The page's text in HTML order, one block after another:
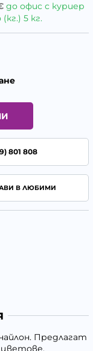
до офис с куриер
5 кг.
801 808
В ЛЮБИМИ
Предлагат